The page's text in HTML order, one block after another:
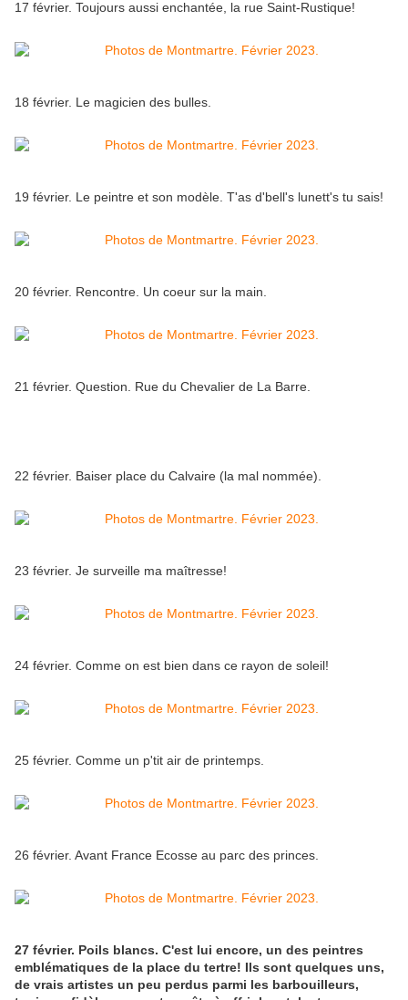
17 février. Toujours aussi enchantée, la rue Saint-Rustique!
18 février. Le magicien des bulles.
19 février. Le peintre et son modèle. T'as d'bell's lunett's tu sais!
20 février. Rencontre. Un coeur sur la main.
21 février. Question. Rue du Chevalier de La Barre.
22 février. Baiser place du Calvaire (la mal nommée).
23 février. Je surveille ma maîtresse!
24 février. Comme on est bien dans ce rayon de soleil!
25 février. Comme un p'tit air de printemps.
26 février. Avant France Ecosse au parc des princes.
27 février. Poils blancs. C'est lui encore, un des peintres
emblématiques de la place du tertre! Ils sont quelques uns,
de vrais artistes un peu perdus parmi les barbouilleurs,